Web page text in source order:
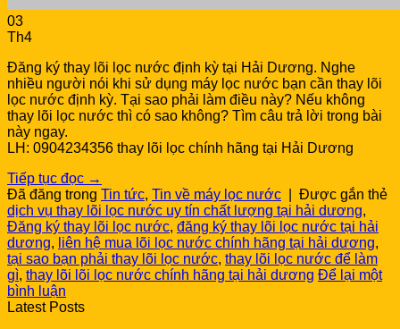
03
Th4
Đăng ký thay lõi lọc nước định kỳ tại Hải Dương. Nghe
nhiều người nói khi sử dụng máy lọc nước bạn cần thay lõi
lọc nước định kỳ. Tại sao phải làm điều này? Nếu không
thay lõi lọc nước thì có sao không? Tìm câu trả lời trong bài
này ngay.
LH: 0904234356 thay lõi lọc chính hãng tại Hải Dương
Tiếp tục đọc →
Đã đăng trong Tin tức, Tin về máy lọc nước
Được gắn thẻ
dịch vụ thay lõi lọc nước uy tín chất lượng tại hải dương,
Đăng ký thay lõi lọc nước, đăng ký thay lõi lọc nước tại hải
dương, liên hệ mua lõi lọc nước chính hãng tại hải dương,
tại sao bạn phải thay lõi lọc nước, thay lõi lọc nước để làm
gì, thay lõi lõi lọc nước chính hãng tại hải dương Để lại một
bình luận
Latest Posts